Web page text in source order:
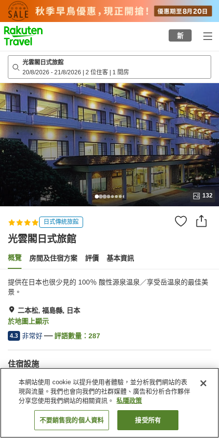
to
top
page
新
光雲閣日式旅館
20/8/2026 - 21/8/2026 | 2 位住客 | 1 間房
132
日式傳統旅館
光雲閣日式旅館
概覽 房間及住宿方案 評價 基本資訊
提供在日本也很少見的 100％ 酸性源泉温泉／享受岳温泉的最佳美
景。
二本松, 福島縣, 日本
於地圖上顯示
4.3 非常好 評語數量： 287
住宿設施
停車場
桑拿
水療/美容院
休息室
找客房
本網站使用 cookie 以提升使用者體驗，並分析我們網站的表
現與流量。我們也會向我們的社群媒體、廣告和分析合作夥伴
分享您使用我們網站的相關資訊。
私隱政策
不要銷售我的個人資料 接受所有